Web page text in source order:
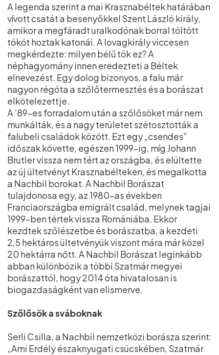
A legenda szerint a mai Krasznabéltek határában
vívott csatát a besenyőkkel Szent László király,
amikor a megfáradt uralkodónak borral töltött
tököt hoztak katonái. A lovagkirály viccesen
megkérdezte: milyen bélű tök ez? A
néphagyomány innen eredezteti a Béltek
elnevezést. Egy dolog bizonyos, a falu már
nagyon régóta a szőlőtermesztés és a borászat
elkötelezettje.
A ’89-es forradalom után a szőlősöket már nem
munkálták, és a nagy területet szétosztották a
falubeli családok között. Ezt egy „csendes”
időszak követte, egészen 1999-ig, míg Johann
Brutler vissza nem tért az országba, és elültette
az új ültetvényt Krasznabélteken, és megalkotta
a Nachbil borokat. A Nachbil Borászat
tulajdonosa egy, az 1980-as években
Franciaországba emigrált család, melynek tagjai
1999-ben tértek vissza Romániába. Ekkor
kezdtek szőlészetbe és borászatba, a kezdeti
2,5 hektáros ültetvényük viszont mára már közel
20 hektárra nőtt. A Nachbil Borászat leginkább
abban különbözik a többi Szatmár megyei
borászattól, hogy 2014 óta hivatalosan is
biogazdaságként van elismerve.
Szőlősök a sváboknak
Serli Csilla, a Nachbil nemzetközi borásza szerint:
„Ami Erdély északnyugati csücskében, Szatmár